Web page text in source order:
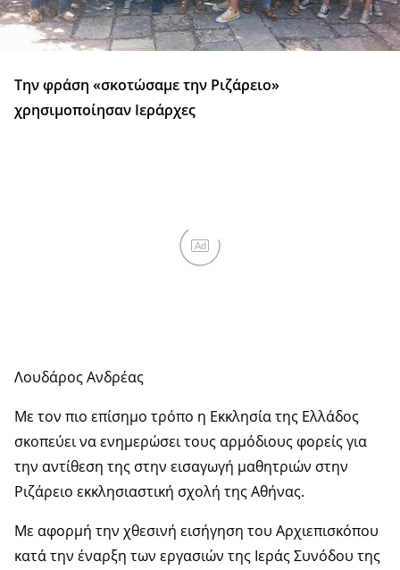
Την φράση «σκοτώσαμε την Ριζάρειο»
χρησιμοποίησαν Ιεράρχες
Ad
Λουδάρος Ανδρέας
Με τον πιο επίσημο τρόπο η Εκκλησία της Ελλάδος
σκοπεύει να ενημερώσει τους αρμόδιους φορείς για
την αντίθεση της στην εισαγωγή μαθητριών στην
Ριζάρειο εκκλησιαστική σχολή της Αθήνας.
Με αφορμή την χθεσινή εισήγηση του Αρχιεπισκόπου
κατά την έναρξη των εργασιών της Ιεράς Συνόδου της